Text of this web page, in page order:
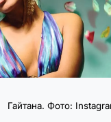
Гайтана. Фото: